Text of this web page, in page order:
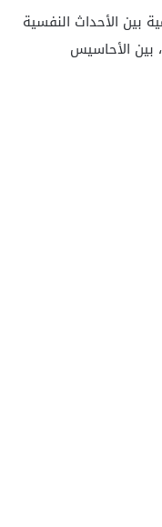
بين الأحداث النفسية
بين الأحاسيس